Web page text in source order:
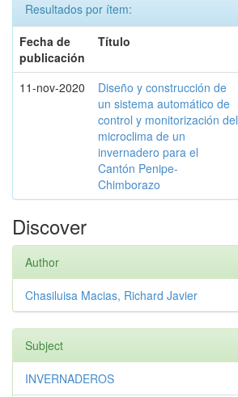
Resultados por ítem:
Fecha de
publicación
Título
11-nov-2020
Diseño y construcción de
un sistema automático de
control y monitorización del
microclima de un
invernadero para el
Cantón Penipe-
Chimborazo
Discover
Author
Chasiluisa Macias, Richard Javier
Subject
INVERNADEROS